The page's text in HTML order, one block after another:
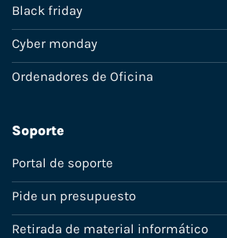
Black friday
Cyber monday
Ordenadores de Oficina
Soporte
Portal de soporte
Pide un presupuesto
Retirada de material informático